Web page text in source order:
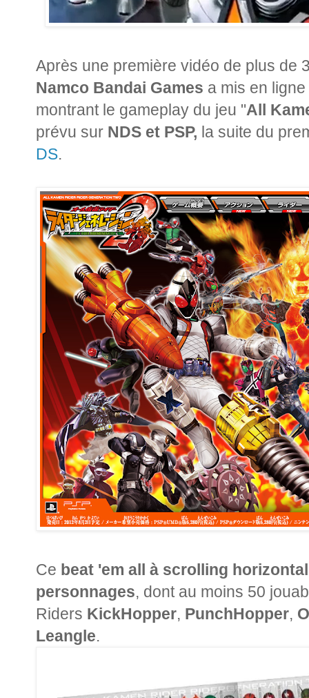
Après une première vidéo de plus de
Namco Bandai Games a mis en
montrant le gameplay du jeu "All
prévu sur NDS et PSP, la suite du
DS.
Ce beat 'em all à scrolling horizontal
personnages, dont au moins 50
Riders KickHopper, PunchHopper,
Leangle.